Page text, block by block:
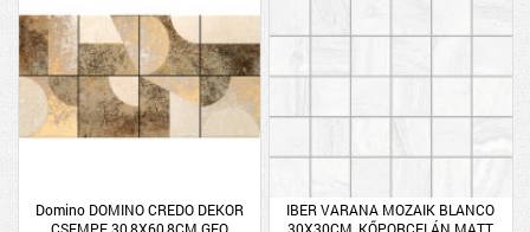
Domino DOMINO CREDO DEKOR
CSEMPE 30,8X60,8CM GEO
IBER VARANA MOZAIK BLANCO
30X30CM, KŐPORCELÁN MATT